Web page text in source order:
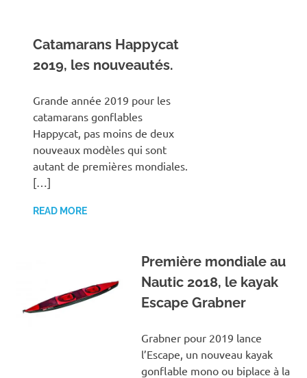
Catamarans Happycat
2019, les nouveautés.
Grande année 2019 pour les
catamarans gonflables
Happycat, pas moins de deux
nouveaux modèles qui sont
autant de premières mondiales.
[…]
READ MORE
Première mondiale au
Nautic 2018, le kayak
Escape Grabner
Grabner pour 2019 lance
l’Escape, un nouveau kayak
gonflable mono ou biplace à la